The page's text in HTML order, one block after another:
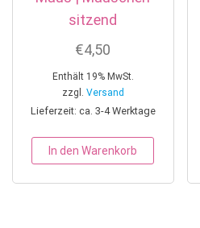
sitzend
€4,50
Enthält 19% MwSt.
zzgl. Versand
Lieferzeit: ca. 3-4 Werktage
In den Warenkorb